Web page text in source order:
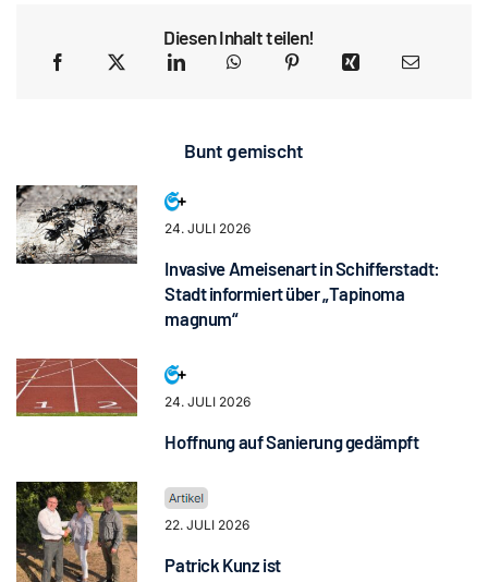
Diesen Inhalt teilen!
Bunt gemischt
24. JULI 2026
Invasive Ameisenart in Schifferstadt:
Stadt informiert über „Tapinoma
magnum“
24. JULI 2026
Hoffnung auf Sanierung gedämpft
22. JULI 2026
Patrick Kunz ist